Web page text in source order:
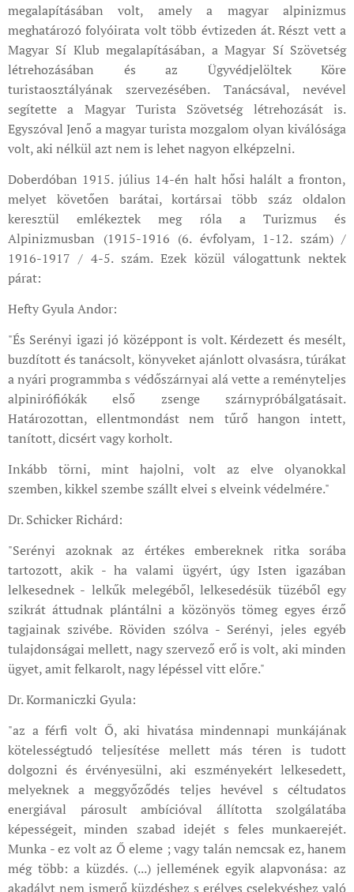
megalapításában volt, amely a magyar alpinizmus
meghatározó folyóirata volt több évtizeden át. Részt vett a
Magyar Sí Klub megalapításában, a Magyar Sí Szövetség
létrehozásában és az Ügyvédjelöltek Köre
turistaosztályának szervezésében. Tanácsával, nevével
segítette a Magyar Turista Szövetség létrehozását is.
Egyszóval Jenő a magyar turista mozgalom olyan kiválósága
volt, aki nélkül azt nem is lehet nagyon elképzelni.
Doberdóban 1915. július 14-én halt hősi halált a fronton,
melyet követően barátai, kortársai több száz oldalon
keresztül emlékeztek meg róla a Turizmus és
Alpinizmusban (1915-1916 (6. évfolyam, 1-12. szám) /
1916-1917 / 4-5. szám. Ezek közül válogattunk nektek
párat:
Hefty Gyula Andor:
"És Serényi igazi jó középpont is volt. Kérdezett és mesélt,
buzdított és tanácsolt, könyveket ajánlott olvasásra, túrákat
a nyári programmba s védőszárnyai alá vette a reményteljes
alpinirófiókák első zsenge szárnypróbálgatásait.
Határozottan, ellentmondást nem tűrő hangon intett,
tanított, dicsért vagy korholt.
Inkább törni, mint hajolni, volt az elve olyanokkal
szemben, kikkel szembe szállt elvei s elveink védelmére."
Dr. Schicker Richárd:
"Serényi azoknak az értékes embereknek ritka sorába
tartozott, akik - ha valami ügyért, úgy Isten igazában
lelkesednek - lelkűk melegéből, lelkesedésük tüzéből egy
szikrát áttudnak plántálni a közönyös tömeg egyes érző
tagjainak szivébe. Röviden szólva - Serényi, jeles egyéb
tulajdonságai mellett, nagy szervező erő is volt, aki minden
ügyet, amit felkarolt, nagy lépéssel vitt előre."
Dr. Kormaniczki Gyula:
"az a férfi volt Ő, aki hivatása mindennapi munkájának
kötelességtudó teljesítése mellett más téren is tudott
dolgozni és érvényesülni, aki eszményekért lelkesedett,
melyeknek a meggyőződés teljes hevével s céltudatos
energiával párosult ambícióval állította szolgálatába
képességeit, minden szabad idejét s feles munkaerejét.
Munka - ez volt az Ő eleme ; vagy talán nemcsak ez, hanem
még több: a küzdés. (...) jellemének egyik alapvonása: az
akadályt nem ismerő küzdéshez s erélyes cselekvéshez való